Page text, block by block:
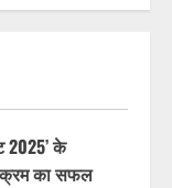
2025’ के
का सफल